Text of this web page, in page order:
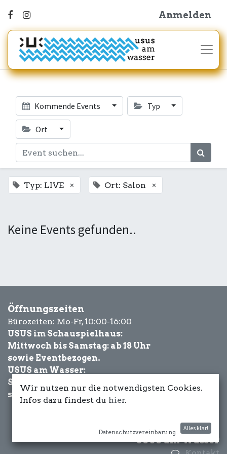
Anmelden
Kommende Events Typ
Ort
Typ: LIVE × Ort: Salon ×
Keine Events gefunden..
Öffnungszeiten
Bürozeiten: Mo-Fr, 10:00-16:00
USUS im Schauspielhaus:
Mittwoch bis Samstag: ab 18 Uhr
sowie Eventbezogen.
USUS am Wasser:
Schönwetter-
sowie Eventbezogen.
USUS am Wasser
Wir nutzen nur die notwendigsten Cookies.
Infos dazu findest du hier.
Datenschutzvereinbarung
Alles klar!